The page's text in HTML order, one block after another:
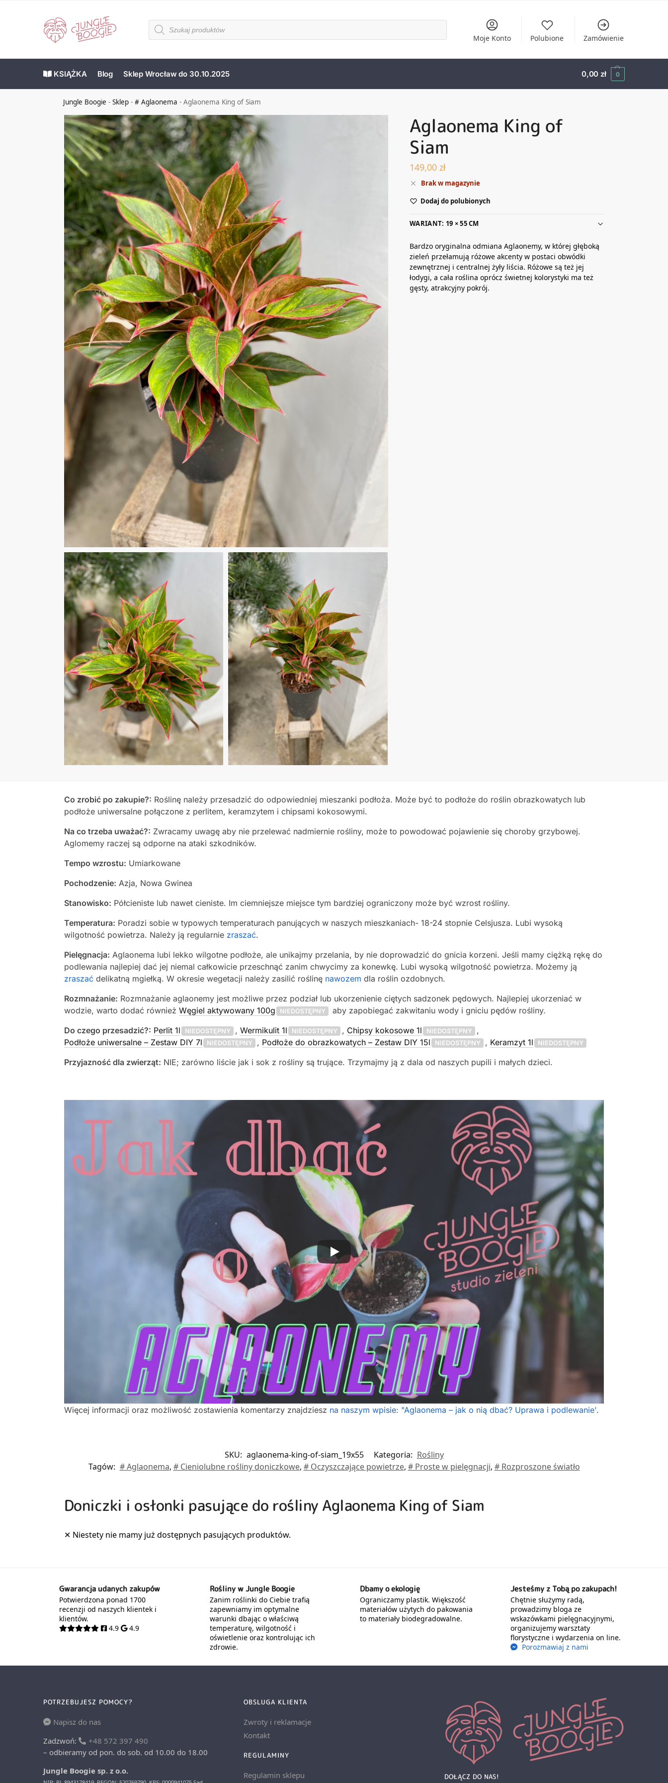
Moje Konto Polubione Zamówienie
KSIĄŻKA Blog Sklep Wrocław do 30.10.2025 0,00 zł 0
Jungle Boogie -Sklep -# Aglaonema -Aglaonema King of Siam
Aglaonema King of
Siam
149,00 zł
Brak w magazynie
Dodaj do polubionych
WARIANT: 19 × 55 CM
Bardzo oryginalna odmiana Aglaonemy, w której głęboką
zieleń przełamują różowe akcenty w postaci obwódki
zewnętrznej i centralnej żyły liścia. Różowe są też jej
łodygi, a cała roślina oprócz świetnej kolorystyki ma też
gęsty, atrakcyjny pokrój.
Co zrobić po zakupie?: Roślinę należy przesadzić do odpowiedniej mieszanki podłoża. Może być to podłoże do roślin obrazkowatych lub
podłoże uniwersalne połączone z perlitem, keramzytem i chipsami kokosowymi.
Na co trzeba uważać?: Zwracamy uwagę aby nie przelewać nadmiernie rośliny, może to powodować pojawienie się choroby grzybowej.
Aglomemy raczej są odporne na ataki szkodników.
Tempo wzrostu: Umiarkowane
Pochodzenie: Azja, Nowa Gwinea
Stanowisko: Półcieniste lub nawet cieniste. Im ciemniejsze miejsce tym bardziej ograniczony może być wzrost rośliny.
Temperatura: Poradzi sobie w typowych temperaturach panujących w naszych mieszkaniach- 18-24 stopnie Celsjusza. Lubi wysoką
wilgotność powietrza. Należy ją regularnie zraszać.
Pielęgnacja: Aglaonema lubi lekko wilgotne podłoże, ale unikajmy przelania, by nie doprowadzić do gnicia korzeni. Jeśli mamy ciężką rękę do
podlewania najlepiej dać jej niemal całkowicie przeschnąć zanim chwycimy za konewkę. Lubi wysoką wilgotność powietrza. Możemy ją
zraszaćdelikatną mgiełką. W okresie wegetacji należy zasilić roślinę nawozem dla roślin ozdobnych.
Rozmnażanie: Rozmnażanie aglaonemy jest możliwe przez podział lub ukorzenienie ciętych sadzonek pędowych. Najlepiej ukorzeniać w
wodzie, warto dodać również Węgiel aktywowany 100g NIEDOSTĘPNY
aby zapobiegać zakwitaniu wody i gniciu pędów rośliny.
Do czego przesadzić?: Perlit 1l NIEDOSTĘPNY , Wermikulit 1l NIEDOSTĘPNY , Chipsy kokosowe 1l NIEDOSTĘPNY
,
Podłoże uniwersalne – Zestaw DIY 7l
NIEDOSTĘPNY , Podłoże do obrazkowatych – Zestaw DIY 15l NIEDOSTĘPNY , Keramzyt 1l NIEDOSTĘPNY
Przyjazność dla zwierząt: NIE; zarówno liście jak i sok z rośliny są trujące. Trzymajmy ją z dala od naszych pupili i małych dzieci.
Więcej informacji oraz możliwość zostawienia komentarzy znajdziesz na naszym wpisie: "Aglaonema – jak o nią dbać? Uprawa i podlewanie'.
SKU: aglaonema-king-of-siam_19x55 Kategoria: Rośliny
Tagów: # Aglaonema, # Cieniolubne rośliny doniczkowe, # Oczyszczające powietrze, # Proste w pielęgnacji, # Rozproszone światło
Doniczki i osłonki pasujące do rośliny Aglaonema King of Siam
Gwarancja udanych zakupów
Potwierdzona ponad 1700
recenzji od naszych klientek i
klientów.
4.9
4.9
Rośliny w Jungle Boogie
Zanim roślinki do Ciebie trafią
zapewniamy im optymalne
warunki dbając o właściwą
temperaturę, wilgotność i
oświetlenie oraz kontrolując ich
zdrowie.
Dbamy o ekologię
Ograniczamy plastik. Większość
materiałów użytych do pakowania
to materiały biodegradowalne.
Jesteśmy z Tobą po zakupach!
Chętnie służymy radą,
prowadzimy bloga ze
wskazówkami pielęgnacyjnymi,
organizujemy warsztaty
florystyczne i wydarzenia on line.
Porozmawiaj z nami
POTRZEBUJESZ POMOCY?
Napisz do nas
Zadzwoń:
+48 572 397 490
– odbieramy od pon. do sob. od 10.00 do 18.00
Jungle Boogie sp. z o.o.
OBSLUGA KLIENTA
Zwroty i reklamacje
Kontakt
REGULAMINY
Regulamin sklepu DOŁĄCZ DO NAS!